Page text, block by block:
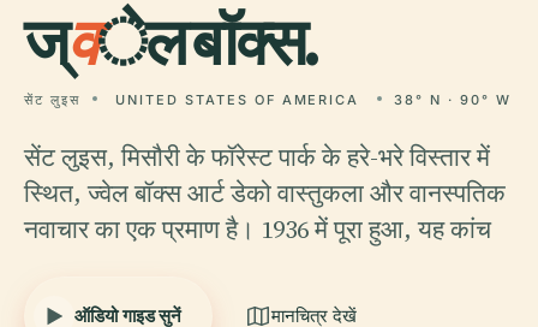
ज्वेल बॉक्स.
सेंट लुइस UNITED STATES OF AMERICA 38° N · 90° W
सेंट लुइस, मिसौरी के फॉरेस्ट पार्क के हरे-भरे विस्तार में
स्थित, ज्वेल बॉक्स आर्ट डेको वास्तुकला और वानस्पतिक
नवाचार का एक प्रमाण है। 1936 में पूरा हुआ, यह कांच
ऑडियो गाइड सुनें मानचित्र देखें